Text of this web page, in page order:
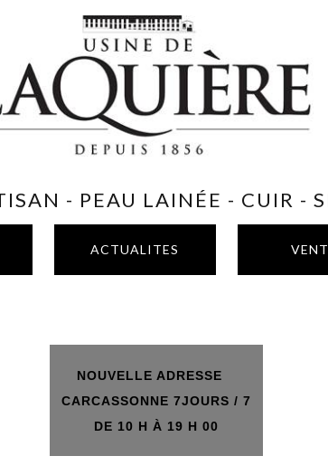
NOUVELLE ADRESSE
CARCASSONNE 7JOURS / 7
DE 10 H À 19 H 00
- PEAU LAINÉE - CUIR -
ACTUALITES